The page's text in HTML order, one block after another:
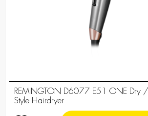
REMINGTON D6077 E51 ONE Dry /
Style Hairdryer